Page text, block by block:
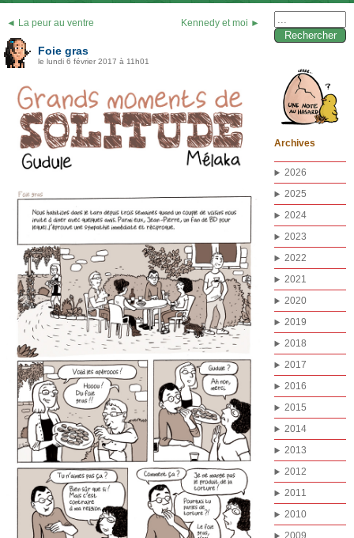
◄ La peur au ventre Kennedy et moi ►
Foie gras
le lundi 6 février 2017 à 11h01
Archives
2026
2025
2024
2023
2022
2021
2020
2019
2018
2017
2016
2015
2014
2013
2012
2011
2010